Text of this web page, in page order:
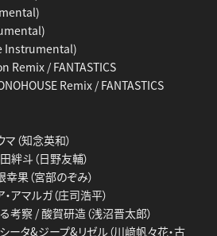
Instrumental)
Remix / FANTASTICS
Remix / FANTASTICS
（知念英和）
斗（日野友輔）
果（宮部のぞみ）
マルガ（庄司浩平）
察 / 酸賀研造（浅沼晋太郎）
ータ&ジープ&リゼル（川﨑帆々花・古